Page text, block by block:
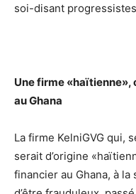
soi-disant
Une firme
au Ghana
La firme KelniGVG qui,
serait d’origine
financier au Ghana, à la